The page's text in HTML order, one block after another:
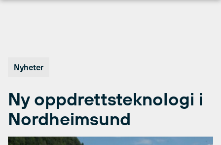
Nyheter
Ny oppdrettsteknologi i
Nordheimsund